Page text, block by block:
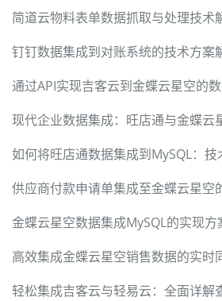
简道云物料表单数据抓取与处理技术
钉钉数据集成到对账系统的技术方案
通过API实现吉客云到金蝶云星空的
现代企业数据集成：旺店通与金蝶云
如何将旺店通数据集成到MySQL：
供应商付款申请单集成至金蝶云星空
金蝶云星空数据集成MySQL的实现方
高效集成金蝶云星空销售数据的实时
轻松集成吉客云与轻易云：全面详解